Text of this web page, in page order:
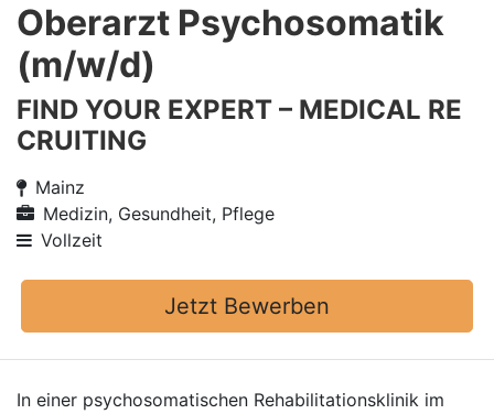
Oberarzt Psychosomatik
(m/w/d)
FIND YOUR EXPERT – MEDICAL RE
CRUITING
Mainz
Medizin, Gesundheit, Pflege
Vollzeit
Jetzt Bewerben
In einer psychosomatischen Rehabilitationsklinik im